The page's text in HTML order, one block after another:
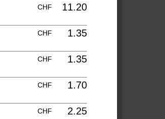
CHF 11.20
CHF 1.35
CHF 1.35
CHF 1.70
CHF 2.25